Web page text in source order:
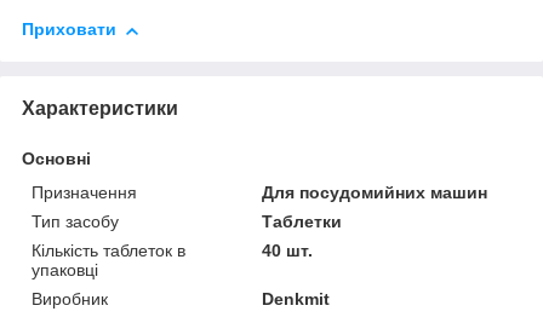
Приховати
Характеристики
Основні
Призначення
Для посудомийних машин
Тип засобу
Таблетки
Кількість таблеток в
упаковці
40 шт.
Виробник
Denkmit